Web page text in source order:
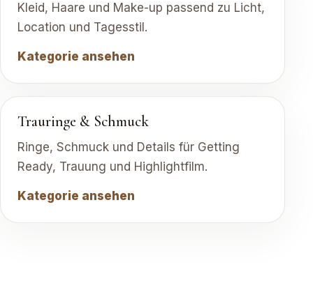
Kleid, Haare und Make-up passend zu Licht,
Location und Tagesstil.
Kategorie ansehen
Trauringe & Schmuck
Ringe, Schmuck und Details für Getting
Ready, Trauung und Highlightfilm.
Kategorie ansehen